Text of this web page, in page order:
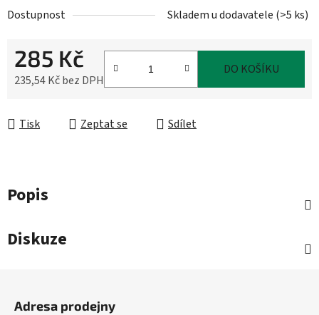
Dostupnost Skladem u dodavatele (>5 ks)
285 Kč
235,54 Kč bez DPH
DO KOŠÍKU
Tisk Zeptat se Sdílet
Popis
Diskuze
Adresa prodejny